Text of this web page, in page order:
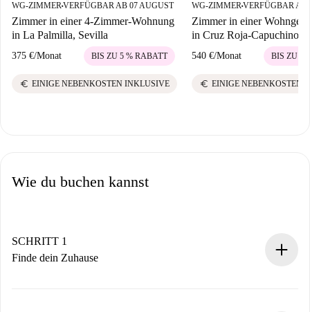
WG-ZIMMER■VERFÜGBAR AB 07 AUGUST
Zimmer in einer 4-Zimmer-Wohnung
in La Palmilla, Sevilla
375 €/Monat BIS ZU 5 % RABATT
euro EINIGE NEBENKOSTEN INKLUSIVE
WG-ZIMMER■VERFÜGBAR AB
Zimmer in einer
in Cruz Roja-Capuchinos,
540 €/Monat BIS ZU 5
euro EINIGE NEBENKOSTEN
Wie du buchen kannst
SCHRITT 1
Finde dein Zuhause